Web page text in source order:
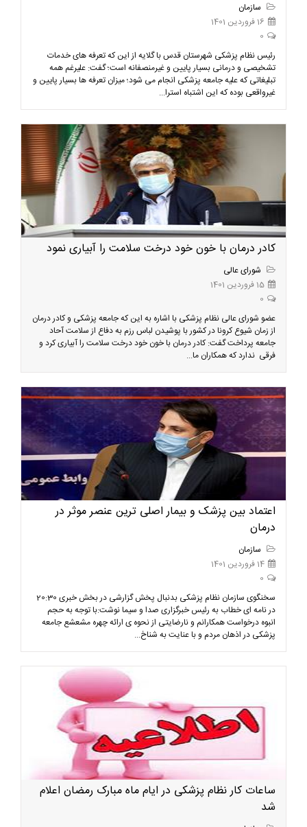
سازمان
16 فروردین 1401
0
رئیس نظام پزشکی شهرستان قدس با گلایه از این که تعرفه های خدمات
تشخیصی و درمانی بسیار پایین و غیرمنصفانه است؛ گفت: علیرغم همه
تبلیغاتی که علیه جامعه پزشکی انجام می شود؛ میزان تعرفه ها بسیار پایین و
غیرواقعی بوده که این اشتباه استرا...
کادر درمان با خون خود درخت سلامت را آبیاری نمود
شورای عالی
15 فروردین 1401
0
عضو شورای عالی نظام پزشکی با اشاره به این که جامعه پزشکی و کادر درمان
از زمان شیوع کرونا در کشور با پوشیدن لباس رزم به دفاع از سلامت آحاد
جامعه پرداخت گفت: کادر درمان با خون خود درخت سلامت را آبیاری کرد و
فرقی ندارد که همکاران ما...
اعتماد بین پزشک و بیمار اصلی ترین عنصر موثر در
درمان
سازمان
14 فروردین 1401
0
سخنگوی سازمان نظام پزشکی بدنبال پخش گزارشی در بخش خبری 20:30
در نامه ای خطاب به رئیس خبرگزاری صدا و سیما نوشت:با توجه به حجم
انبوه درخواست همکارانم و نارضایتی از نحوه ی ارائه چهره مشعشع جامعه
پزشکی در اذهان مردم و با عنایت به شناخ...
ساعات کار نظام پزشکی در ایام ماه مبارک رمضان اعلام
شد